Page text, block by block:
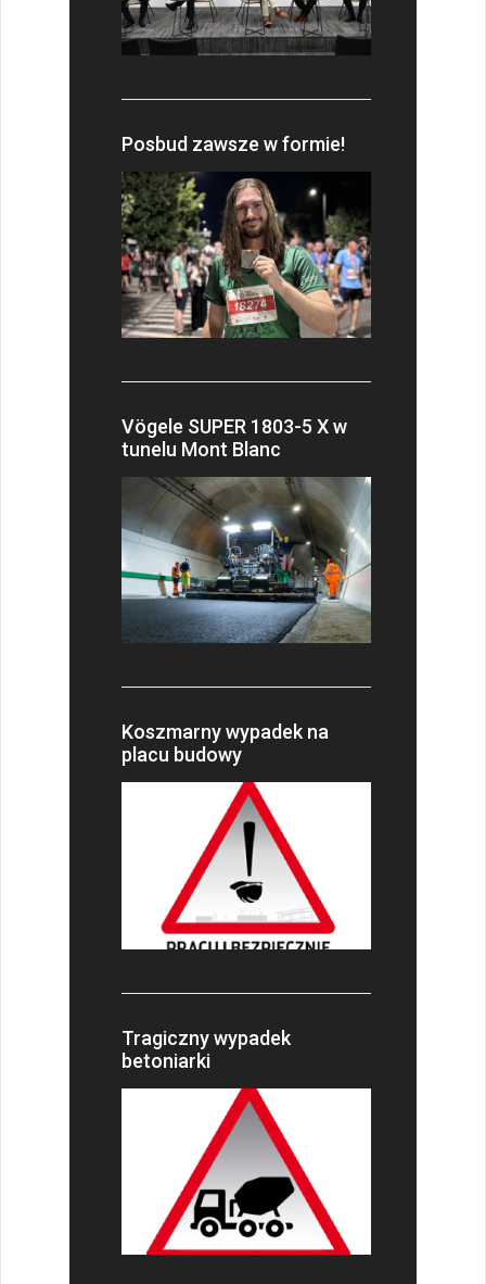
Posbud zawsze w formie!
Vögele SUPER 1803-5 X w
tunelu Mont Blanc
Koszmarny wypadek na
placu budowy
Tragiczny wypadek
betoniarki